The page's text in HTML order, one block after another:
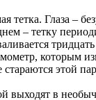
тетка. Глаза –
– тетку
которым
этой
выходят в